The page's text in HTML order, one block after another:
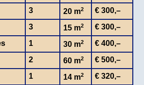
3 20 m2
€ 300,–
3 15 m2
€ 300,–
1 30 m2
€ 400,–
2 60 m2
€ 500,–
1 14 m2
€ 320,–